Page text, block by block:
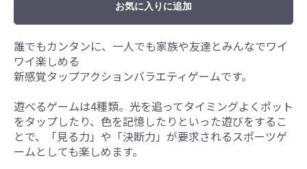
お気に入りに追加
誰でもカンタンに、一人でも家族や友達とみんなでワイ
ワイ楽しめる
新感覚タップアクションバラエティゲームです。
遊べるゲームは4種類。光を追ってタイミングよくポット
をタップしたり、色を記憶したりといった遊びをするこ
とで、「見る力」や「決断力」が要求されるスポーツゲ
ームとしても楽しめます。